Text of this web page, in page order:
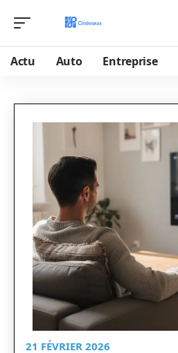
Actu Auto Entreprise
21 FÉVRIER 2026